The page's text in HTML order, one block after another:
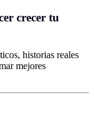
crecer tu
historias reales
mejores